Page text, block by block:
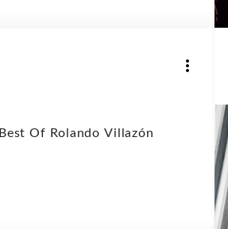
Best Of Rolando Villazón